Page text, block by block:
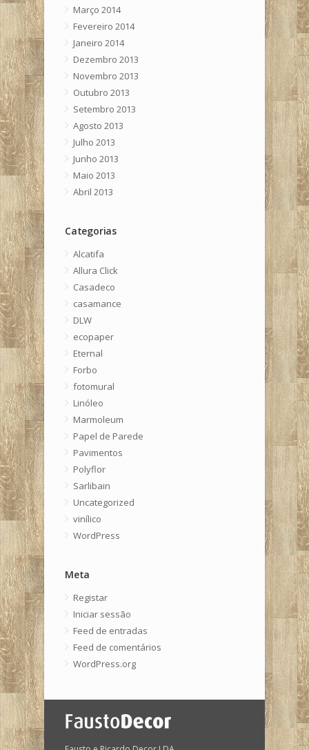
Março 2014
Fevereiro 2014
Janeiro 2014
Dezembro 2013
Novembro 2013
Outubro 2013
Setembro 2013
Agosto 2013
Julho 2013
Junho 2013
Maio 2013
Abril 2013
Categorias
Alcatifa
Allura Click
Casadeco
casamance
DLW
ecopaper
Eternal
Forbo
fotomural
Linóleo
Marmoleum
Papel de Parede
Pavimentos
Polyflor
Sarlibain
Uncategorized
vinílico
WordPress
Meta
Registar
Iniciar sessão
Feed de entradas
Feed de comentários
WordPress.org